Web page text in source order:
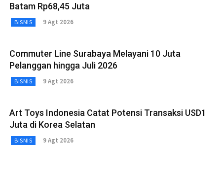
Batam Rp68,45 Juta
BISNIS 9 Agt 2026
Commuter Line Surabaya Melayani 10 Juta
Pelanggan hingga Juli 2026
BISNIS 9 Agt 2026
Art Toys Indonesia Catat Potensi Transaksi USD1
Juta di Korea Selatan
BISNIS 9 Agt 2026